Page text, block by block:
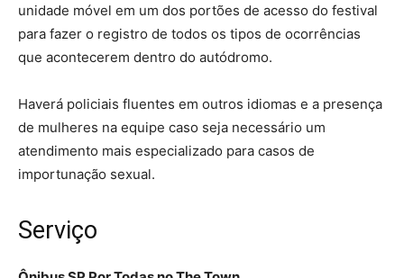
unidade móvel em um dos portões de acesso do festival
para fazer o registro de todos os tipos de ocorrências
que acontecerem dentro do autódromo.
Haverá policiais fluentes em outros idiomas e a presença
de mulheres na equipe caso seja necessário um
atendimento mais especializado para casos de
importunação sexual.
Serviço